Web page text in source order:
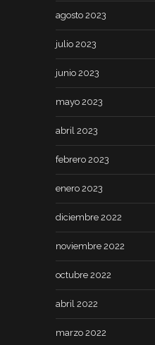
agosto 2023
julio 2023
junio 2023
mayo 2023
abril 2023
febrero 2023
enero 2023
diciembre 2022
noviembre 2022
octubre 2022
abril 2022
marzo 2022